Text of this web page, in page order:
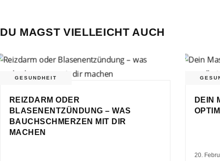
DU MAGST VIELLEICHT AUCH
GESUNDHEIT
REIZDARM ODER
BLASENENTZÜNDUNG – WAS
BAUCHSCHMERZEN MIT DIR
MACHEN
DEIN
20.